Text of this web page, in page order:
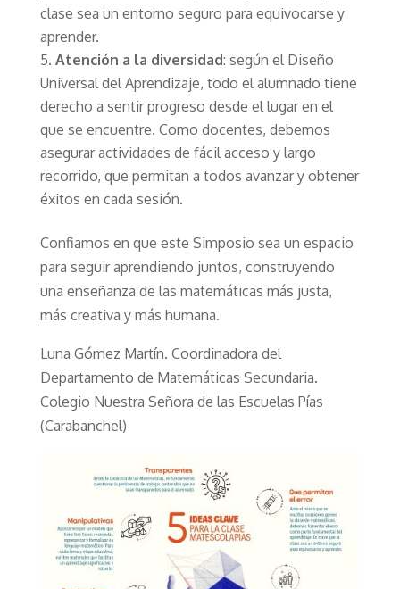
clase sea un entorno seguro para equivocarse y
aprender.
Atención a la diversidad: según el Diseño
Universal del Aprendizaje, todo el alumnado tiene
derecho a sentir progreso desde el lugar en el
que se encuentre. Como docentes, debemos
asegurar actividades de fácil acceso y largo
recorrido, que permitan a todos avanzar y obtener
éxitos en cada sesión.
Confiamos en que este Simposio sea un espacio
para seguir aprendiendo juntos, construyendo
una enseñanza de las matemáticas más justa,
más creativa y más humana.
Luna Gómez Martín. Coordinadora del
Departamento de Matemáticas Secundaria.
Colegio Nuestra Señora de las Escuelas Pías
(Carabanchel)